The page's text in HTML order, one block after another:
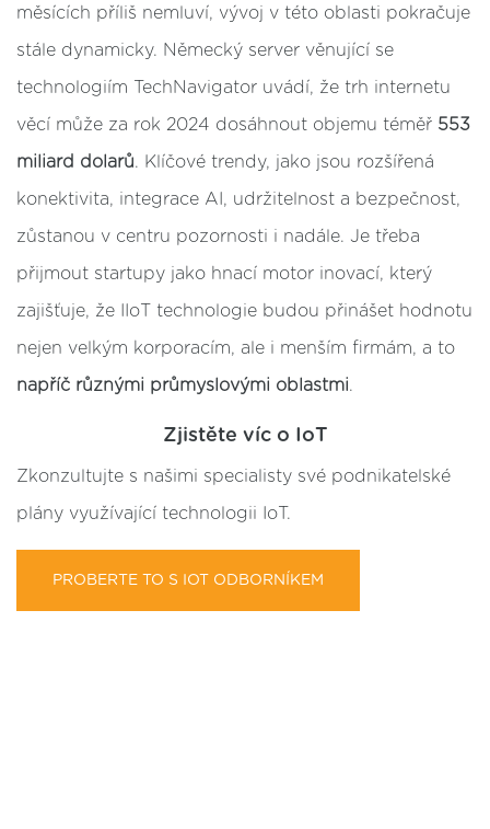
měsících příliš nemluví, vývoj v této oblasti pokračuje
stále dynamicky. Německý server věnující se
technologiím TechNavigator uvádí, že trh internetu
věcí může za rok 2024 dosáhnout objemu téměř 553
miliard dolarů. Klíčové trendy, jako jsou rozšířená
konektivita, integrace AI, udržitelnost a bezpečnost,
zůstanou v centru pozornosti i nadále. Je třeba
přijmout startupy jako hnací motor inovací, který
zajišťuje, že IIoT technologie budou přinášet hodnotu
nejen velkým korporacím, ale i menším firmám, a to
napříč různými průmyslovými oblastmi.
Zjistěte víc o IoT
Zkonzultujte s našimi specialisty své podnikatelské
plány využívající technologii IoT.
PROBERTE TO S IOT ODBORNÍKEM